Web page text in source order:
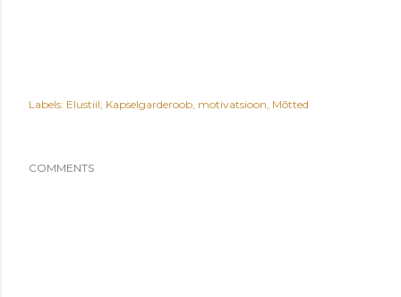
Labels: Elustiil Kapselgarderoob motivatsioon Mõtted
COMMENTS